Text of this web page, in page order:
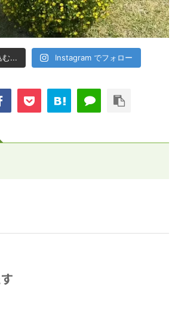
む... Instagram でフォロー